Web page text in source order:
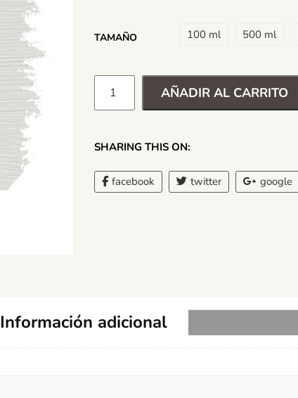
TAMAÑO 100 ml 500 ml
AÑADIR AL CARRITO
SHARING THIS ON:
facebook twitter google
Información adicional